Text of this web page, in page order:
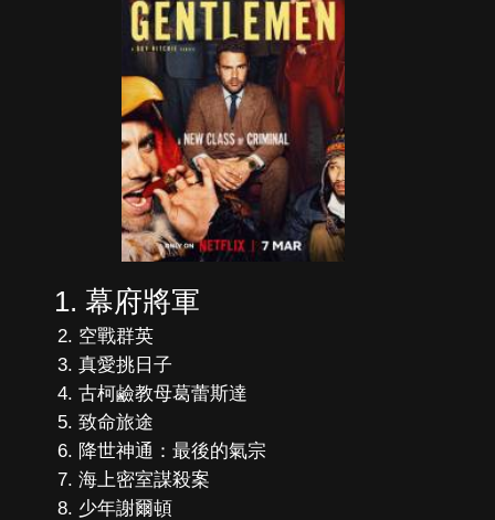
幕府將軍
空戰群英
真愛挑日子
古柯鹼教母葛蕾斯達
致命旅途
降世神通：最後的氣宗
海上密室謀殺案
少年謝爾頓